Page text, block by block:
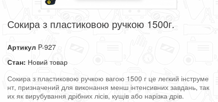
Сокира з пластиковою ручкою 1500г.
Артикул P-927
Стан: Новий товар
Сокира з пластиковою ручкою вагою 1500 г це легкий інструме
нт, призначений для виконання менш інтенсивних завдань, так
их як вирубування дрібних лісів, кущів або нарізка дрів.